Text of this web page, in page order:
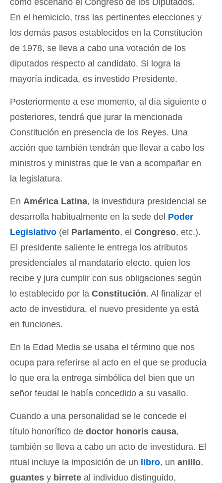
como escenario el Congreso de los Diputados.
En el hemiciclo, tras las pertinentes elecciones y
los demás pasos establecidos en la Constitución
de 1978, se lleva a cabo una votación de los
diputados respecto al candidato. Si logra la
mayoría indicada, es investido Presidente.
Posteriormente a ese momento, al día siguiente o
posteriores, tendrá que jurar la mencionada
Constitución en presencia de los Reyes. Una
acción que también tendrán que llevar a cabo los
ministros y ministras que le van a acompañar en
la legislatura.
En América Latina, la investidura presidencial se
desarrolla habitualmente en la sede del Poder
Legislativo (el Parlamento, el Congreso, etc.).
El presidente saliente le entrega los atributos
presidenciales al mandatario electo, quien los
recibe y jura cumplir con sus obligaciones según
lo establecido por la Constitución. Al finalizar el
acto de investidura, el nuevo presidente ya está
en funciones.
En la Edad Media se usaba el término que nos
ocupa para referirse al acto en el que se producía
lo que era la entrega simbólica del bien que un
señor feudal le había concedido a su vasallo.
Cuando a una personalidad se le concede el
título honorífico de doctor honoris causa,
también se lleva a cabo un acto de investidura. El
ritual incluye la imposición de un libro, un anillo,
guantes y birrete al individuo distinguido,